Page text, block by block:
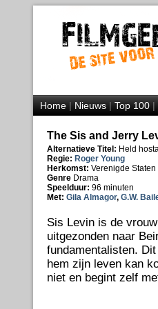
Home|Nieuws|Top 100|
The Sis and Jerry
Alternatieve Titel: Held
Regie: Roger Young
Herkomst: Verenigde Staten
Genre Drama
Speelduur: 96 minuten
Met: Gila Almagor, G.W.
Sis Levin is de
uitgezonden naar
fundamentalisten.
hem zijn leven kan
niet en begint zelf